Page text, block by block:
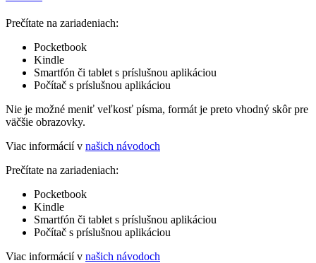
Prečítate na zariadeniach:
Pocketbook
Kindle
Smartfón či tablet s príslušnou aplikáciou
Počítač s príslušnou aplikáciou
Nie je možné meniť veľkosť písma, formát je preto vhodný skôr pre
väčšie obrazovky.
Viac informácií v našich návodoch
Prečítate na zariadeniach:
Pocketbook
Kindle
Smartfón či tablet s príslušnou aplikáciou
Počítač s príslušnou aplikáciou
Viac informácií v našich návodoch